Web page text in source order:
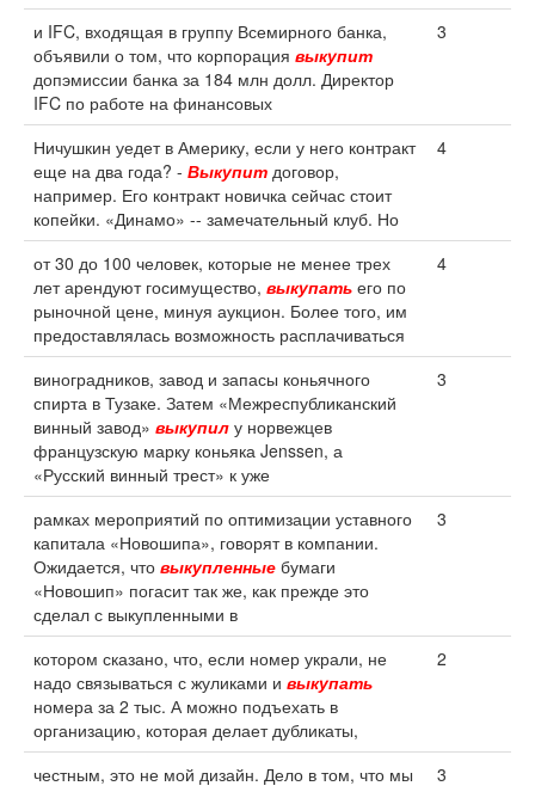
и IFC, входящая в группу Всемирного банка,
объявили о том, что корпорация выкупит
допэмиссии банка за 184 млн долл. Директор
IFC по работе на финансовых
3
Ничушкин уедет в Америку, если у него контракт
еще на два года? - Выкупит договор,
например. Его контракт новичка сейчас стоит
копейки. «Динамо» -- замечательный клуб. Но
4
от 30 до 100 человек, которые не менее трех
лет арендуют госимущество, выкупать его по
рыночной цене, минуя аукцион. Более того, им
предоставлялась возможность расплачиваться
4
виноградников, завод и запасы коньячного
спирта в Тузаке. Затем «Межреспубликанский
винный завод» выкупил у норвежцев
французскую марку коньяка Jenssen, а
«Русский винный трест» к уже
3
рамках мероприятий по оптимизации уставного
капитала «Новошипа», говорят в компании.
Ожидается, что выкупленные бумаги
«Новошип» погасит так же, как прежде это
сделал с выкупленными в
3
котором сказано, что, если номер украли, не
надо связываться с жуликами и выкупать
номера за 2 тыс. А можно подъехать в
организацию, которая делает дубликаты,
2
честным, это не мой дизайн. Дело в том, что мы
3